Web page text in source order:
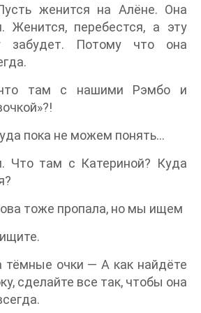
женится на Алёне. Она
Женится, перебестся, а эту
забудет. Потому что она
там с нашими Рэмбо и
пока не можем понять…
Что там с Катериной? Куда
тоже пропала, но мы ищем
тёмные очки — А как найдёте
сделайте все так, чтобы она